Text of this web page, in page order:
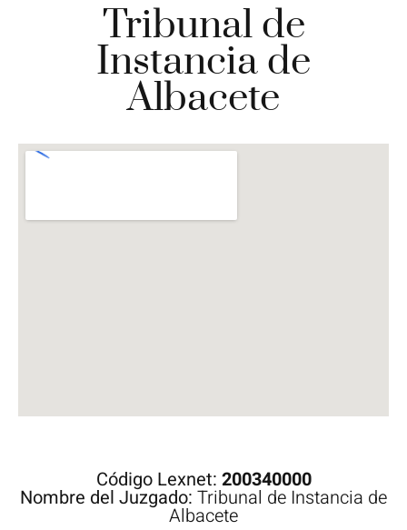
Tribunal de
Instancia de
Albacete
Código Lexnet: 200340000
Nombre del Juzgado: Tribunal de Instancia de
Albacete